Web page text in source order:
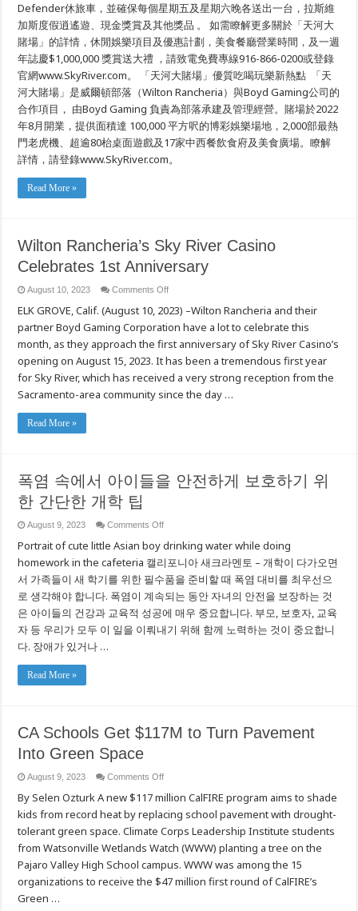
Defender休旅車，並確保每個星期五及星期六晚各送出一台，拉斯維
加斯度假逍遙遊、現金獎賞及其他獎品 。 如需瞭解更多關於「天河大
賭場」的詳情，休閒娛樂項目及優惠計劃，美食餐廳營業時間，及一週
年誌慶$1,000,000 獎賞送大禮 ，請致電免費專線916-866-0200或登錄
官網www.SkyRiver.com。 「天河大賭場」優質吃喝玩樂新熱點 「天
河大賭場」是威爾頓部落（Wilton Rancheria）與Boyd Gaming公司的
合作項目， 由Boyd Gaming 負責為部落承建及管理經營。賭場於2022
年8月開業，提供面積達 100,000 平方呎的博彩娛樂場地，2,000部最熱
門老虎機、超逾80枱桌面遊戲及17家中西餐飲食府及美食廣場。瞭解
詳情，請登錄www.SkyRiver.com。
Read More »
Wilton Rancheria’s Sky River Casino
Celebrates 1st Anniversary
August 10, 2023 Comments Offon
Rancheria’s
Sky
River
Celebrates
Anniversary
ELK GROVE, Calif. (August 10, 2023) –Wilton Rancheria and their
partner Boyd Gaming Corporation have a lot to celebrate this
month, as they approach the first anniversary of Sky River Casino’s
opening on August 15, 2023. It has been a tremendous first year
for Sky River, which has received a very strong reception from the
Sacramento-area community since the day …
Read More »
폭염 속에서 아이들을 안전하게 보호하기 위
한 간단한 개학 팁
August 9, 2023 Comments Offon
염
속
에
서
아
들
을
기
위
단
개
학
Portrait of cute little Asian boy drinking water while doing
homework in the cafeteria 캘리포니아 새크라멘토 – 개학이 다가오면
서 가족들이 새 학기를 위한 필수품을 준비할 때 폭염 대비를 최우선으
로 생각해야 합니다. 폭염이 계속되는 동안 자녀의 안전을 보장하는 것
은 아이들의 건강과 교육적 성공에 매우 중요합니다. 부모, 보호자, 교육
자 등 우리가 모두 이 일을 이뤄내기 위해 함께 노력하는 것이 중요합니
다. 장애가 있거나 …
Read More »
CA Schools Get $117M to Turn Pavement
Into Green Space
August 9, 2023 Comments Offon
Schools
Get
$117M
Turn
Pavement
Into
Green
Space
By Selen Ozturk A new $117 million CalFIRE program aims to shade
kids from record heat by replacing school pavement with drought-
tolerant green space. Climate Corps Leadership Institute students
from Watsonville Wetlands Watch (WWW) planting a tree on the
Pajaro Valley High School campus. WWW was among the 15
organizations to receive the $47 million first round of CalFIRE’s
Green …